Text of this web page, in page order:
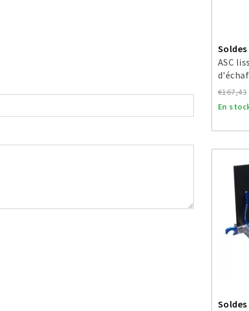
Soldes
ASC
€167,43
En
Soldes